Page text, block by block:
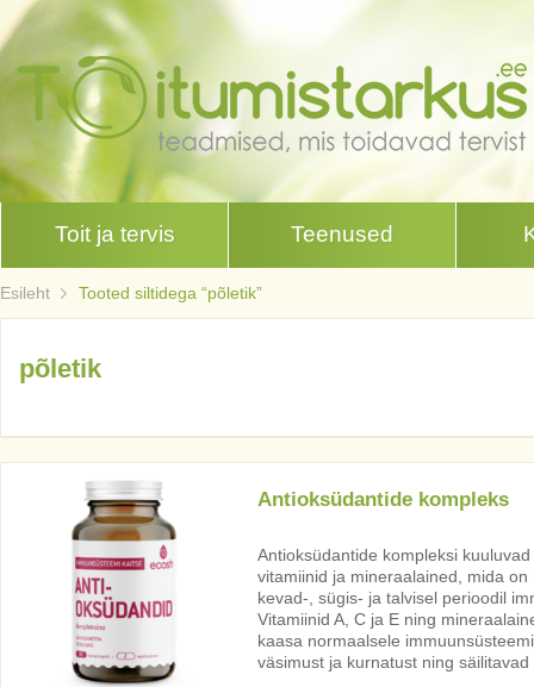
Toit ja tervis Teenused
Esileht Tooted siltidega “põletik”
põletik
Antioksüdantide kompleks
Antioksüdantide kompleksi
vitamiinid ja mineraalained, mida
kevad-, sügis- ja talvisel perioodil
Vitamiinid A, C ja E ning
kaasa normaalsele
väsimust ja kurnatust ning